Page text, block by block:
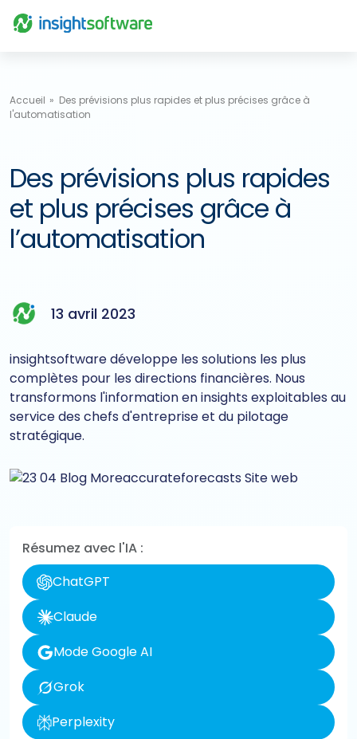
Accueil
Des prévisions plus rapides et plus précises grâce à
l'automatisation
Des prévisions plus rapides
et plus précises grâce à
l’automatisation
13 avril 2023
insightsoftware développe les solutions les plus
complètes pour les directions financières. Nous
transformons l'information en insights exploitables au
service des chefs d'entreprise et du pilotage
stratégique.
Résumez avec l'IA :
ChatGPT
Claude
Mode Google AI
Grok
Perplexity